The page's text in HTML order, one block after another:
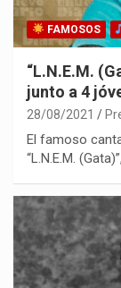
FAMOSOS
“L.N.E.M.
junto a 4
28/08/2021
El famoso
“L.N.E.M.